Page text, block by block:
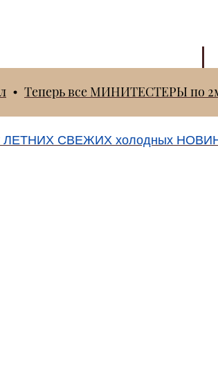
Теперь все МИНИТЕСТЕРЫ
СВЕЖИХ холодных НОВИНОК